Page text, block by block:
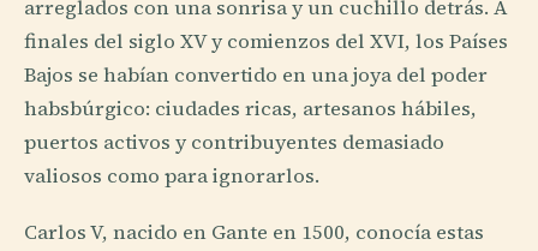
arreglados con una sonrisa y un cuchillo detrás. A
finales del siglo XV y comienzos del XVI, los Países
Bajos se habían convertido en una joya del poder
habsbúrgico: ciudades ricas, artesanos hábiles,
puertos activos y contribuyentes demasiado
valiosos como para ignorarlos.
Carlos V, nacido en Gante en 1500, conocía estas